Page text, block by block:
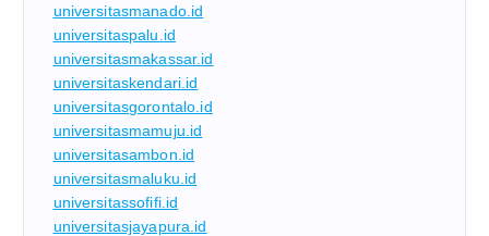
universitasmanado.id
universitaspalu.id
universitasmakassar.id
universitaskendari.id
universitasgorontalo.id
universitasmamuju.id
universitasambon.id
universitasmaluku.id
universitassofifi.id
universitasjayapura.id